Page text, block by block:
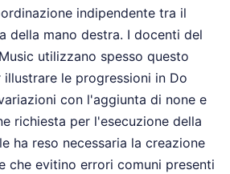
indipendente tra il
della mano destra. I docenti del
utilizzano spesso questo
le progressioni in Do
con l'aggiunta di none e
richiesta per l'esecuzione della
ha reso necessaria la creazione
che evitino errori comuni presenti